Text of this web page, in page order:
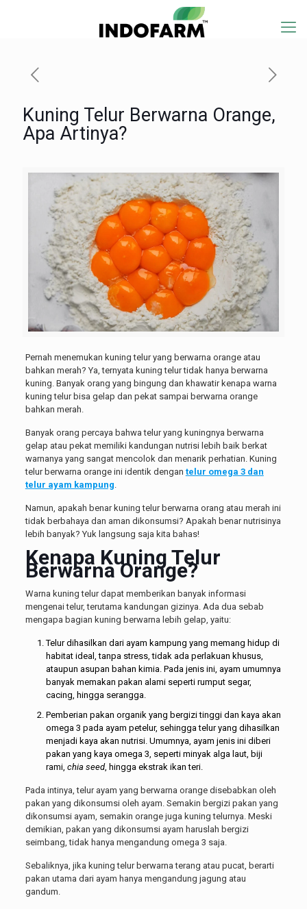
Kuning Telur Berwarna Orange,
Apa Artinya?
Pernah menemukan kuning telur yang berwarna orange atau
bahkan merah? Ya, ternyata kuning telur tidak hanya berwarna
kuning. Banyak orang yang bingung dan khawatir kenapa warna
kuning telur bisa gelap dan pekat sampai berwarna orange
bahkan merah.
Banyak orang percaya bahwa telur yang kuningnya berwarna
gelap atau pekat memiliki kandungan nutrisi lebih baik berkat
warnanya yang sangat mencolok dan menarik perhatian. Kuning
telur berwarna orange ini identik dengan telur omega 3 dan
telur ayam kampung.
Namun, apakah benar kuning telur berwarna orang atau merah ini
tidak berbahaya dan aman dikonsumsi? Apakah benar nutrisinya
lebih banyak? Yuk langsung saja kita bahas!
Kenapa Kuning Telur
Berwarna Orange?
Warna kuning telur dapat memberikan banyak informasi
mengenai telur, terutama kandungan gizinya. Ada dua sebab
mengapa bagian kuning berwarna lebih gelap, yaitu:
Telur dihasilkan dari ayam kampung yang memang hidup di
habitat ideal, tanpa stress, tidak ada perlakuan khusus,
ataupun asupan bahan kimia. Pada jenis ini, ayam umumnya
banyak memakan pakan alami seperti rumput segar,
cacing, hingga serangga.
Pemberian pakan organik yang bergizi tinggi dan kaya akan
omega 3 pada ayam petelur, sehingga telur yang dihasilkan
menjadi kaya akan nutrisi. Umumnya, ayam jenis ini diberi
pakan yang kaya omega 3, seperti minyak alga laut, biji
rami, chia seed, hingga ekstrak ikan teri.
Pada intinya, telur ayam yang berwarna orange disebabkan oleh
pakan yang dikonsumsi oleh ayam. Semakin bergizi pakan yang
dikonsumsi ayam, semakin orange juga kuning telurnya. Meski
demikian, pakan yang dikonsumsi ayam haruslah bergizi
seimbang, tidak hanya mengandung omega 3 saja.
Sebaliknya, jika kuning telur berwarna terang atau pucat, berarti
pakan utama dari ayam hanya mengandung jagung atau
gandum.